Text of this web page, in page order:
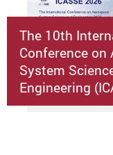
The 10th
Conference on
System
Engineering